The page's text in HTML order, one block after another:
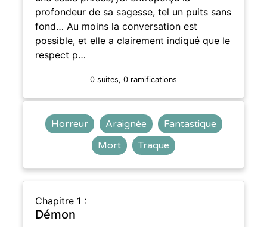
profondeur de sa sagesse, tel un puits sans
fond… Au moins la conversation est
possible, et elle a clairement indiqué que le
respect p…
0 suites, 0 ramifications
Horreur Araignée
Fantastique
Mort
Traque
Chapitre 1 :
Démon